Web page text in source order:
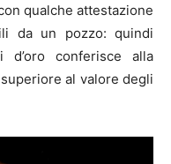
qualche attestazione
da un pozzo: quindi
conferisce alla
al valore degli